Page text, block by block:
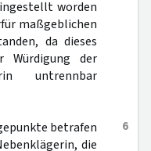
worden
maßgeblichen
da dieses
Würdigung der
untrennbar
6
betrafen
die